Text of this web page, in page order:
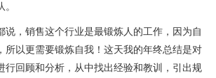
，销售这个行业是最锻炼人的工作，因为自
所以更需要锻炼自我！这天我的年终总结是对
行回顾和分析，从中找出经验和教训，引出规